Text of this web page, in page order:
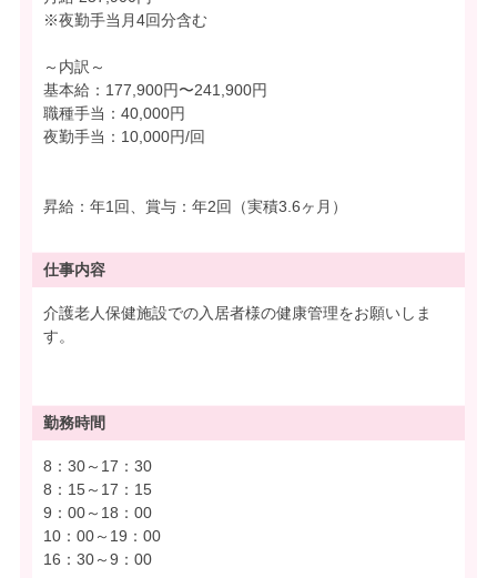
※夜勤手当月4回分含む
～内訳～
基本給：177,900円〜241,900円
職種手当：40,000円
夜勤手当：10,000円/回
昇給：年1回、賞与：年2回（実積3.6ヶ月）
仕事内容
介護老人保健施設での入居者様の健康管理をお願いしま
す。
勤務時間
8：30～17：30
8：15～17：15
9：00～18：00
10：00～19：00
16：30～9：00